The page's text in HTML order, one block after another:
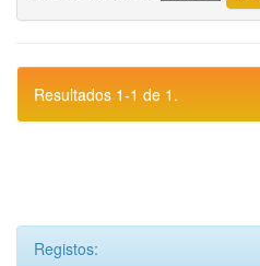
Resultados 1-1 de 1.
Registos: